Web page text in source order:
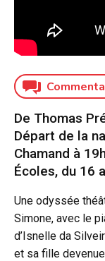
De Thomas
Départ de la
Chamand à
Écoles, du 16
Une odyssée
Simone, avec le
d’Isnelle da
et sa fille